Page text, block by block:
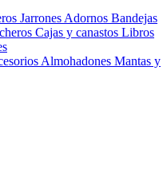
Jarrones Adornos Bandejas
Cajas y canastos Libros
Almohadones Mantas y